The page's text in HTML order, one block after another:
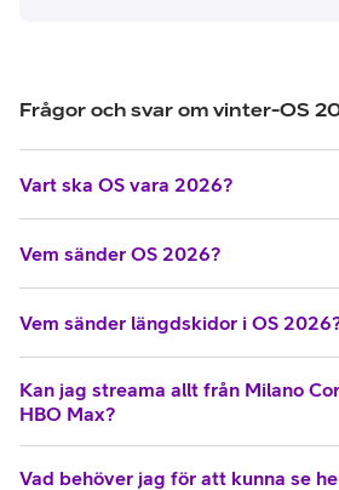
vinterspelen måste utövas på snö
etablerade i minst tre av fem
Frågor och svar om vinter-OS
Vart ska OS vara 2026?
Vem sänder OS 2026?
Vem sänder längdskidor i OS
Kan jag streama allt från Milano
HBO Max?
Vad behöver jag för att kunna se